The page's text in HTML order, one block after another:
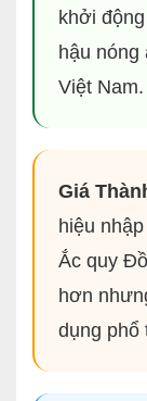
khởi
hậu nóng
Việt Nam.
Giá
hiệu
Ắc quy
hơn
dụng phổ